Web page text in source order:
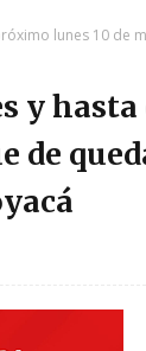
lunes 10 de
y
de